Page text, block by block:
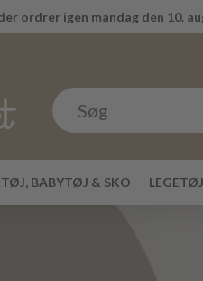
ordrer igen mandag den 10.
BABYTØJ & SKO LEGETØJ